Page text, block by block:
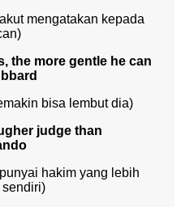
mengatakan kepada
the more gentle he can
bisa lembut dia)
judge than
hakim yang lebih